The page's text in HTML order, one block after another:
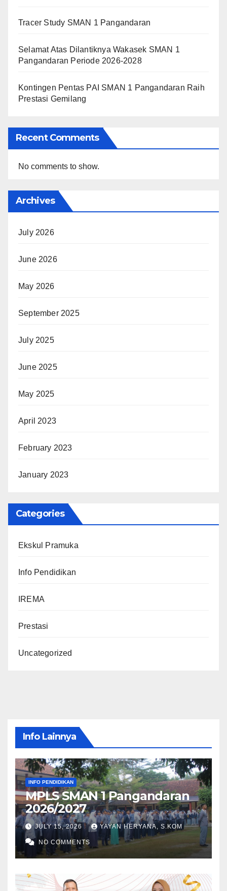
Tracer Study SMAN 1 Pangandaran
Selamat Atas Dilantiknya Wakasek SMAN 1
Pangandaran Periode 2026-2028
Kontingen Pentas PAI SMAN 1 Pangandaran Raih
Prestasi Gemilang
Recent Comments
No comments to show.
Archives
July 2026
June 2026
May 2026
September 2025
July 2025
June 2025
May 2025
April 2023
February 2023
January 2023
Categories
Ekskul Pramuka
Info Pendidikan
IREMA
Prestasi
Uncategorized
Info Lainnya
INFO PENDIDIKAN
MPLS SMAN 1 Pangandaran
2026/2027
JULY 15, 2026 YAYAN HERYANA, S.KOM
NO COMMENTS